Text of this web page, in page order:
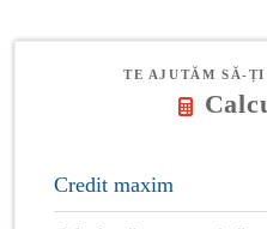
TE AJUTĂM SĂ-
Credit maxim